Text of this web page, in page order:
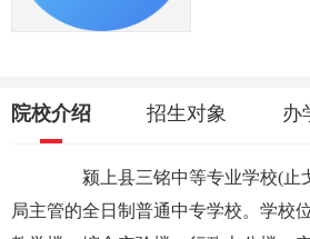
院校介绍 招生对象 办
颍上县三铭中等专业学校(止
局主管的全日制普通中专学校。学校